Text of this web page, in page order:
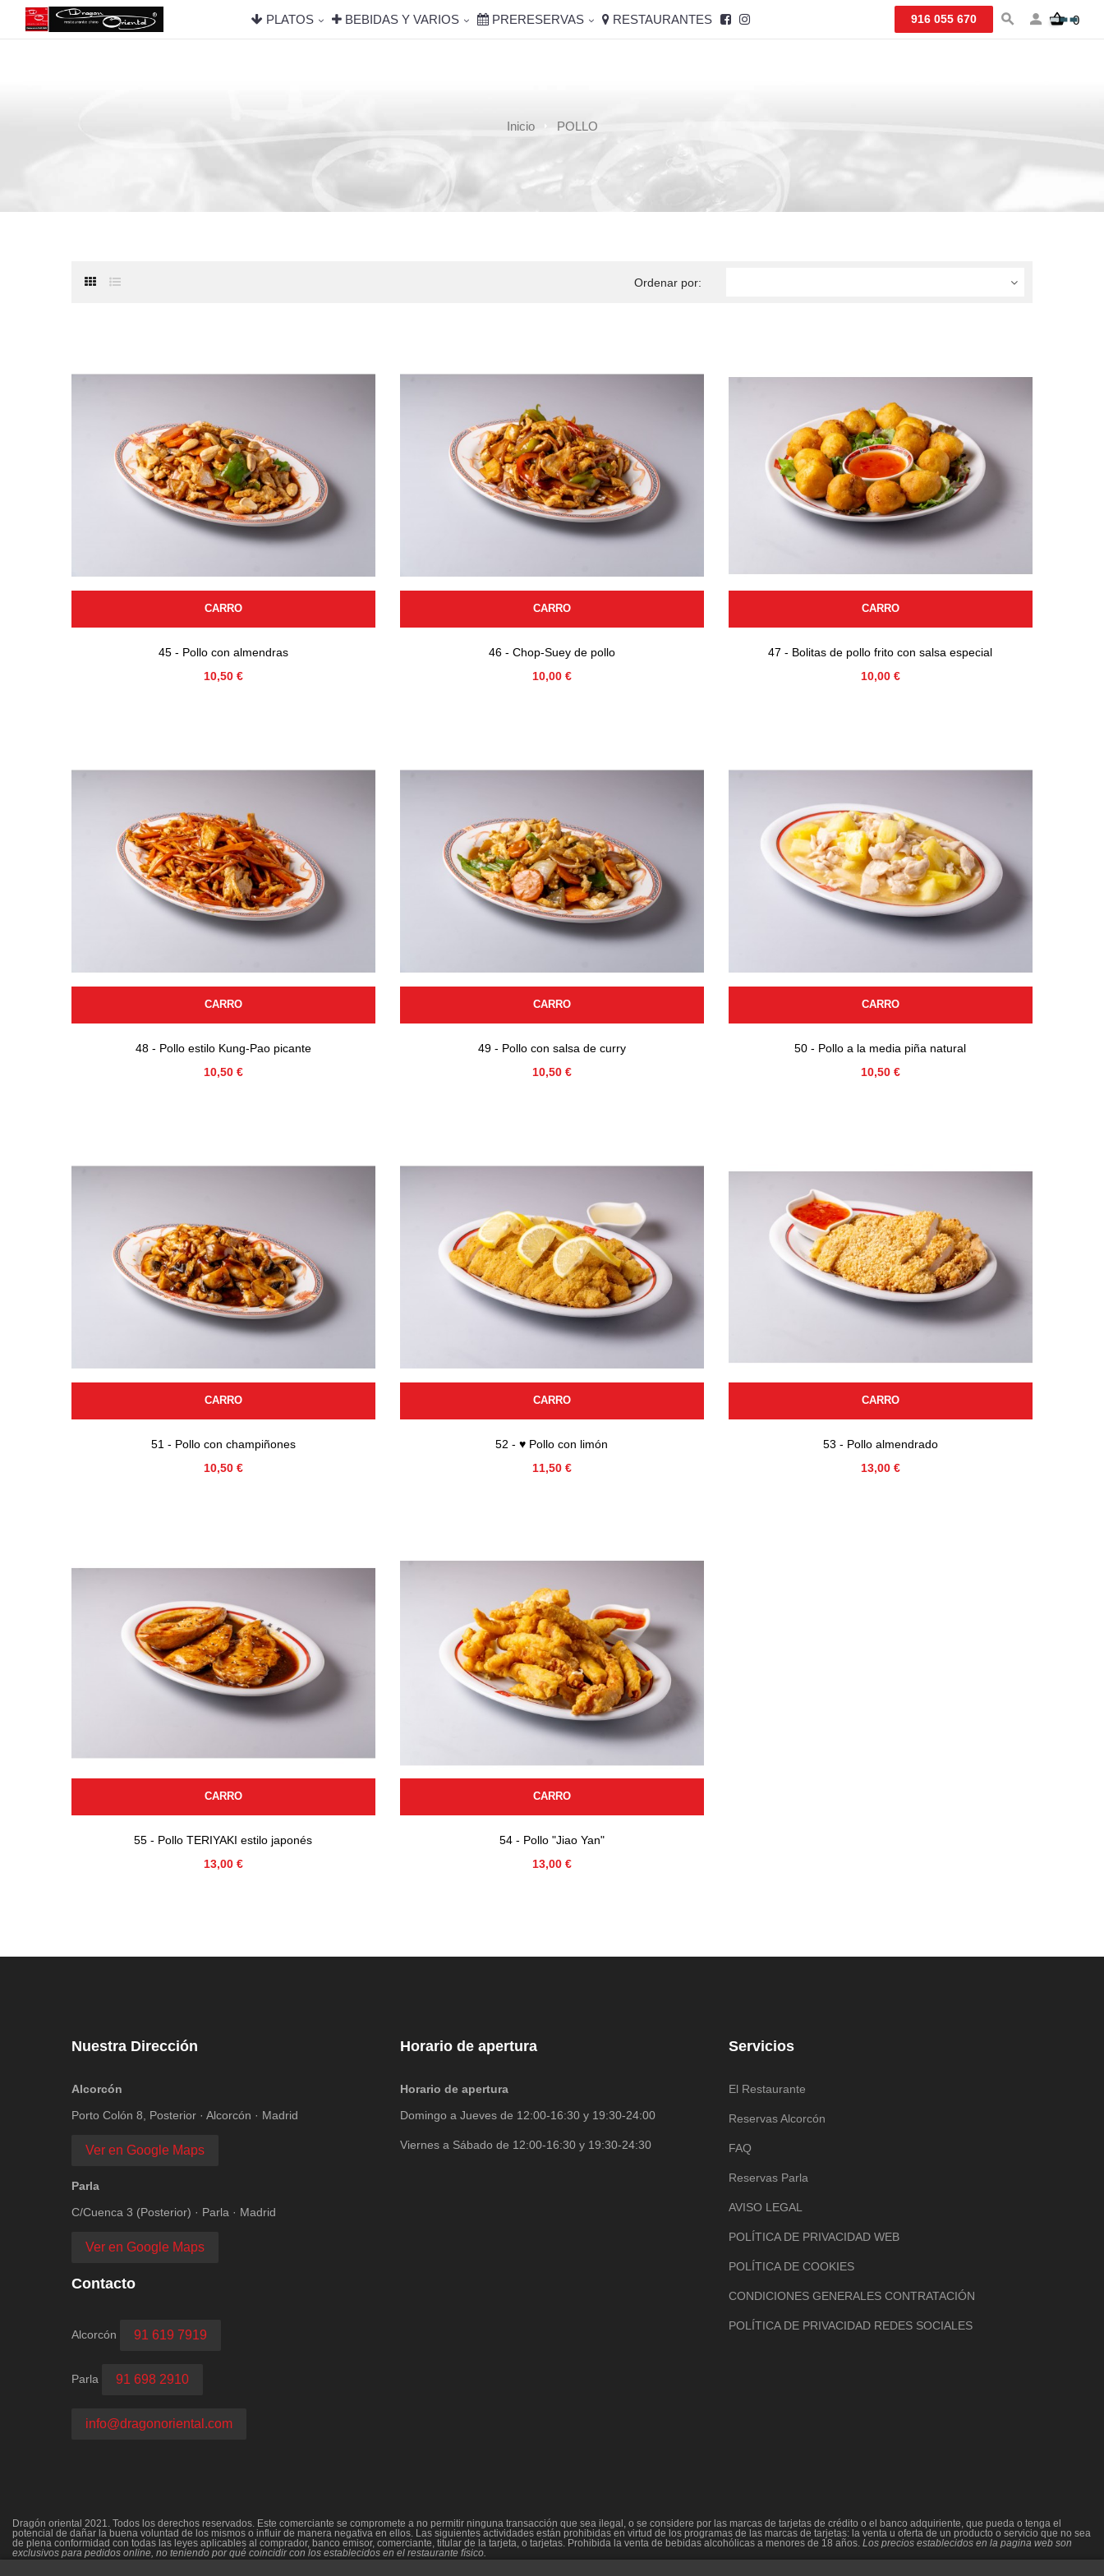
PLATOS BEBIDAS Y VARIOS PRERESERVAS RESTAURANTES 916 055 670 0
Inicio POLLO
Ordenar por:
CARRO
45 - Pollo con almendras
Precio
10,50 €
CARRO
46 - Chop-Suey de pollo
Precio
10,00 €
CARRO
47 - Bolitas de pollo frito con salsa especial
Precio
10,00 €
CARRO
48 - Pollo estilo Kung-Pao picante
Precio
10,50 €
CARRO
49 - Pollo con salsa de curry
Precio
10,50 €
CARRO
50 - Pollo a la media piña natural
Precio
10,50 €
CARRO
51 - Pollo con champiñones
Precio
10,50 €
CARRO
52 - ♥ Pollo con limón
Precio
11,50 €
CARRO
53 - Pollo almendrado
Precio
13,00 €
CARRO
55 - Pollo TERIYAKI estilo japonés
Precio
13,00 €
CARRO
54 - Pollo "Jiao Yan"
Precio
13,00 €
Nuestra Dirección
Alcorcón
Porto Colón 8, Posterior · Alcorcón · Madrid
Ver en Google Maps
Parla
C/Cuenca 3 (Posterior) · Parla · Madrid
Ver en Google Maps
Contacto
Alcorcón 91 619 7919
Parla 91 698 2910
info@dragonoriental.com
Horario de apertura
Horario de apertura
Domingo a Jueves de 12:00-16:30 y 19:30-24:00
Viernes a Sábado de 12:00-16:30 y 19:30-24:30
Servicios
El Restaurante
Reservas Alcorcón
FAQ
Reservas Parla
AVISO LEGAL
POLÍTICA DE PRIVACIDAD WEB
POLÍTICA DE COOKIES
CONDICIONES GENERALES CONTRATACIÓN
POLÍTICA DE PRIVACIDAD REDES SOCIALES
Dragón oriental 2021. Todos los derechos reservados. Este comerciante se compromete a no permitir ninguna transacción que sea ilegal, o se considere por las marcas de tarjetas de crédito o el banco adquiriente, que pueda o tenga el
potencial de dañar la buena voluntad de los mismos o influir de manera negativa en ellos. Las siguientes actividades están prohibidas en virtud de los programas de las marcas de tarjetas: la venta u oferta de un producto o servicio que no sea
de plena conformidad con todas las leyes aplicables al comprador, banco emisor, comerciante, titular de la tarjeta, o tarjetas. Prohibida la venta de bebidas alcohólicas a menores de 18 años. Los precios establecidos en la pagina web son
exclusivos para pedidos online, no teniendo por qué coincidir con los establecidos en el restaurante físico.